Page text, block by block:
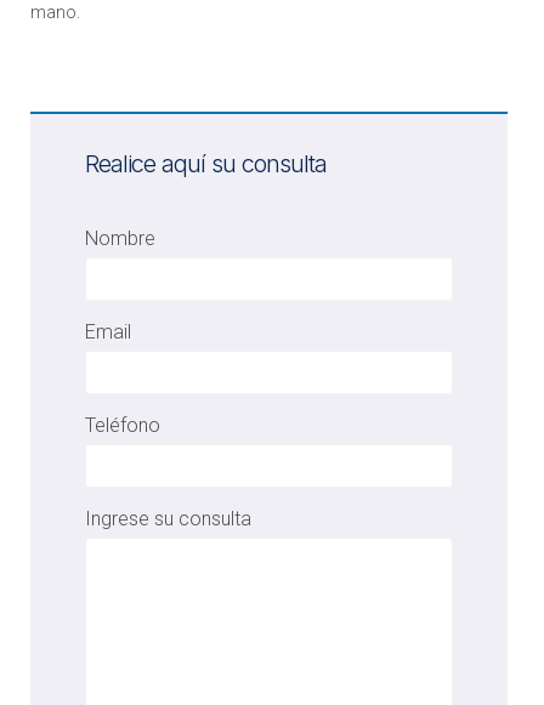
mano.
Realice aquí su consulta
Nombre
Email
Teléfono
Ingrese su consulta